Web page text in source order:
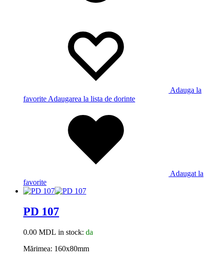
Adauga la
favorite Adaugarea la lista de dorinte
Adaugat la
favorite
PD 107
0.00 MDL in stock: da
Mărimea: 160x80mm